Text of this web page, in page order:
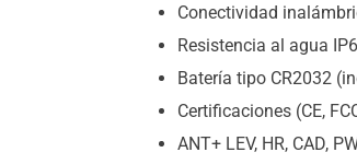
Conectividad
Resistencia al agua
Batería tipo CR2032
Certificaciones (CE,
ANT+ LEV, HR, CAD,